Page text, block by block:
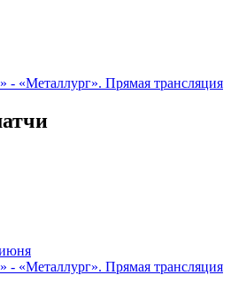
- «Металлург». Прямая трансляция
- «Металлург». Прямая трансляция